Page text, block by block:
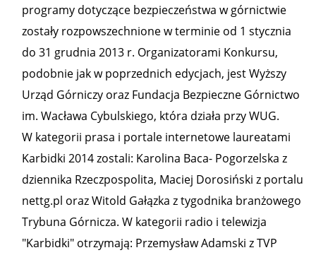
programy dotyczące bezpieczeństwa w górnictwie
zostały rozpowszechnione w terminie od 1 stycznia
do 31 grudnia 2013 r. Organizatorami Konkursu,
podobnie jak w poprzednich edycjach, jest Wyższy
Urząd Górniczy oraz Fundacja Bezpieczne Górnictwo
im. Wacława Cybulskiego, która działa przy WUG.
W kategorii prasa i portale internetowe laureatami
Karbidki 2014 zostali: Karolina Baca- Pogorzelska z
dziennika Rzeczpospolita, Maciej Dorosiński z portalu
nettg.pl oraz Witold Gałązka z tygodnika branżowego
Trybuna Górnicza. W kategorii radio i telewizja
"Karbidki" otrzymają: Przemysław Adamski z TVP